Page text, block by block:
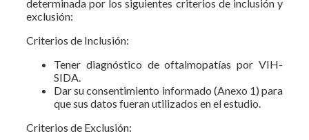
determinada por los siguientes criterios de inclusión y
exclusión:
Criterios de Inclusión:
Tener diagnóstico de oftalmopatías por VIH-
SIDA.
Dar su consentimiento informado (Anexo 1) para
que sus datos fueran utilizados en el estudio.
Criterios de Exclusión: